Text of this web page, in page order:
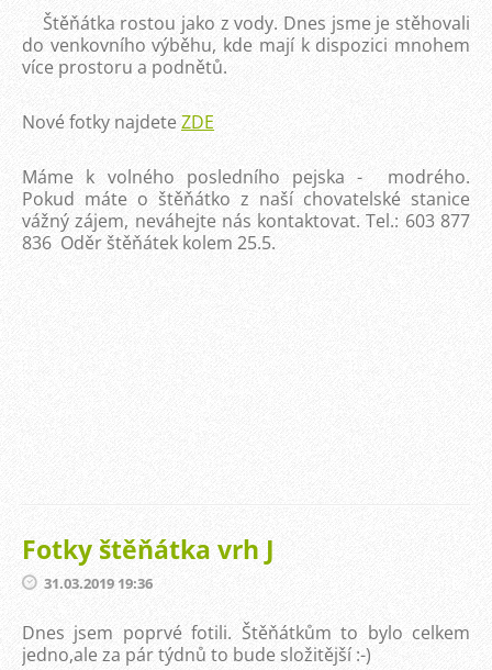
Štěňátka rostou jako z vody. Dnes jsme je stěhovali
do venkovního výběhu, kde mají k dispozici mnohem
více prostoru a podnětů.
Nové fotky najdeteZDE
Máme k volného posledního pejska - modrého.
Pokud máte o štěňátko z naší chovatelské stanice
vážný zájem, neváhejte nás kontaktovat. Tel.: 603 877
836 Oděr štěňátek kolem 25.5.
Fotky štěňátka vrh J
31.03.2019 19:36
Dnes jsem poprvé fotili. Štěňátkům to bylo celkem
jedno,ale za pár týdnů to bude složitější :-)